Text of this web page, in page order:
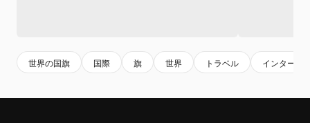
世界の国旗 国際 旗 世界 トラベル インターナ